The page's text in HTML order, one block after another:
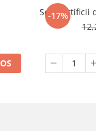
-17%
Set 2 artificii